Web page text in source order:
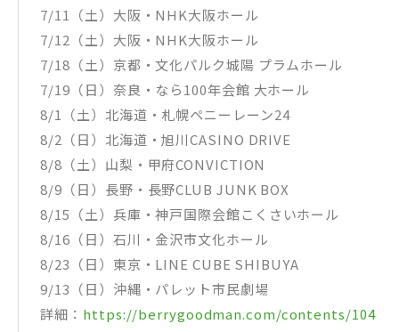
7/11（土）大阪・NHK大阪ホール
7/12（土）大阪・NHK大阪ホール
7/18（土）京都・文化パルク城陽 プラムホール
7/19（日）奈良・なら100年会館 大ホール
8/1（土）北海道・札幌ペニーレーン24
8/2（日）北海道・旭川CASINO DRIVE
8/8（土）山梨・甲府CONVICTION
8/9（日）長野・長野CLUB JUNK BOX
8/15（土）兵庫・神戸国際会館こくさいホール
8/16（日）石川・金沢市文化ホール
8/23（日）東京・LINE CUBE SHIBUYA
9/13（日）沖縄・パレット市民劇場
詳細： https://berrygoodman.com/contents/104